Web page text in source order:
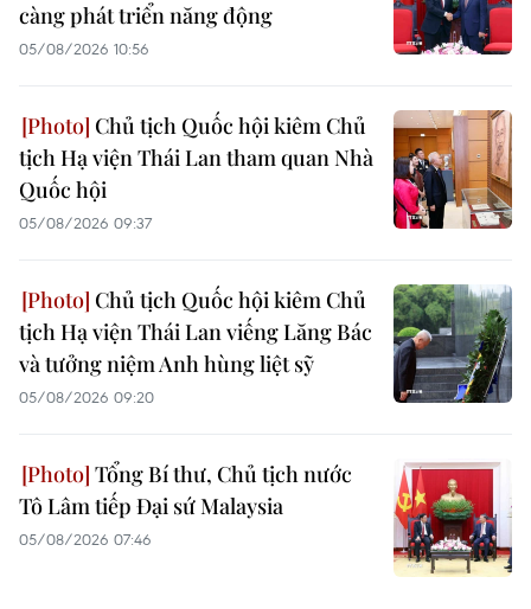
càng phát triển năng động
05/08/2026 10:56
Chủ tịch Quốc hội kiêm Chủ
tịch Hạ viện Thái Lan tham quan Nhà
Quốc hội
05/08/2026 09:37
Chủ tịch Quốc hội kiêm Chủ
tịch Hạ viện Thái Lan viếng Lăng Bác
và tưởng niệm Anh hùng liệt sỹ
05/08/2026 09:20
Tổng Bí thư, Chủ tịch nước
Tô Lâm tiếp Đại sứ Malaysia
05/08/2026 07:46